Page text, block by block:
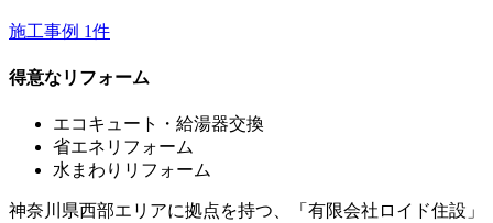
施工事例 1件
得意なリフォーム
エコキュート・給湯器交換
省エネリフォーム
水まわりリフォーム
神奈川県西部エリアに拠点を持つ、「有限会社ロイド住設」